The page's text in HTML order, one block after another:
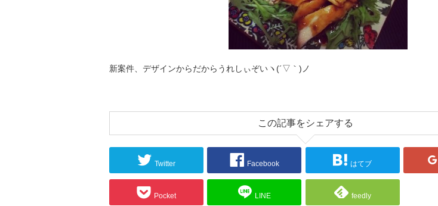
新案件、デザインからだからうれしぃぞいヽ(´▽｀)ノ
この記事をシェアする
Twitter Facebook はてブ
Pocket LINE feedly